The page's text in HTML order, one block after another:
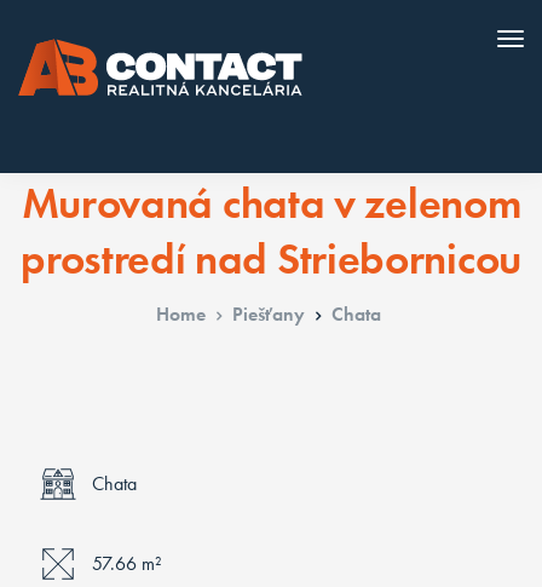
Murovaná chata v zelenom
prostredí nad Striebornicou
Home Piešťany Chata
Chata
57.66 m²